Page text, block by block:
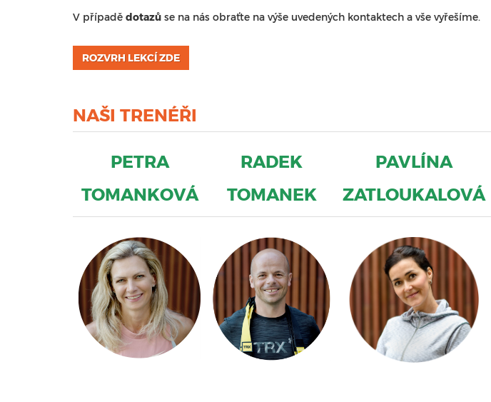
V případě dotazů se na nás obraťte na výše uvedených kontaktech a vše vyřešíme.
ROZVRH LEKCÍ ZDE
NAŠI TRENÉŘI
PETRA
TOMANKOVÁ
RADEK
TOMANEK
PAVLÍNA
ZATLOUKALOVÁ